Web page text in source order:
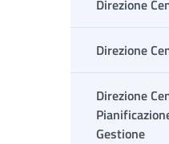
Direzione
Direzione
Direzione
Gestione